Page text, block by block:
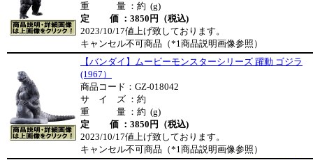
重 量 ：約 (g)
定 価 ：3850円（税込)
2023/10/17値上げ致しております。
キャンセル不可商品（*1商品説明画像参照）
【バンダイ】ムービーモンスターシリーズ 躍動 ゴジラ
(1967）
商品コード：GZ-018042
サ イ ズ ：約
重 量 ：約 (g)
定 価 ：3850円（税込)
2023/10/17値上げ致しております。
キャンセル不可商品（*1商品説明画像参照）